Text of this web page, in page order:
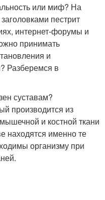
или миф? На
пестрит
интернет-форумы и
принимать
и
Разберемся в
суставам?
производится из
и костной ткани
находятся именно те
организму при